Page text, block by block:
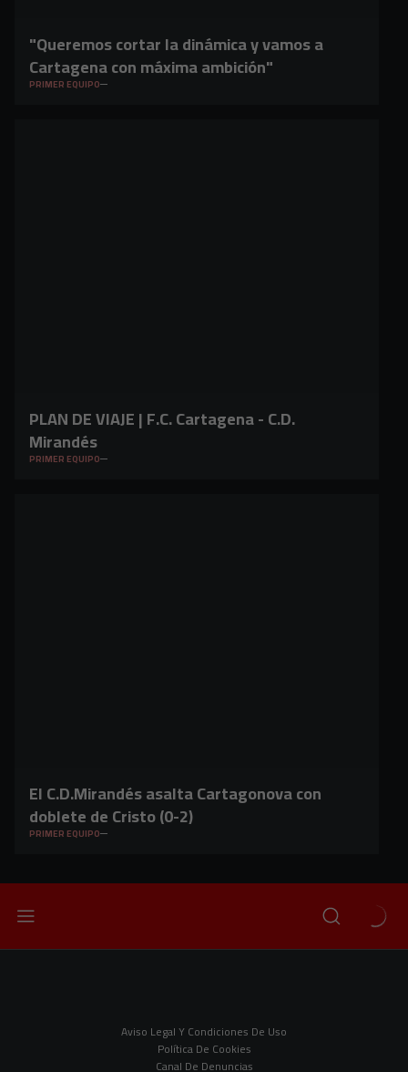
"Queremos cortar la dinámica y vamos a
Cartagena con máxima ambición"
PRIMER EQUIPO
PLAN DE VIAJE | F.C. Cartagena - C.D.
Mirandés
PRIMER EQUIPO
El C.D.Mirandés asalta Cartagonova con
doblete de Cristo (0-2)
PRIMER EQUIPO
Aviso Legal Y Condiciones De Uso
Política De Cookies
Canal De Denuncias